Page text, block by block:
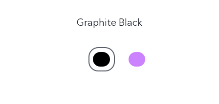
Graphite Black